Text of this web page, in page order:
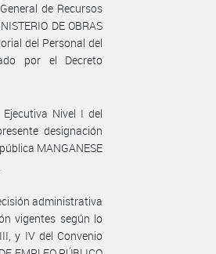
de Recursos
DE OBRAS
del Personal del
por el Decreto
Nivel I del
designación
MANGANESE
administrativa
vigentes según lo
y IV del Convenio